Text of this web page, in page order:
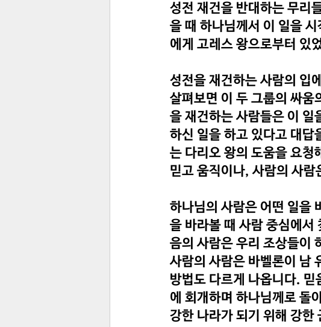
성전 재건을 반대하는 무리
을 때 하나님께서 이 일을
에게 고레스 왕으로부터 있
성전을 재건하는 사람의 입
살펴보면 이 두 그룹의 싸움
을 재건하는 사람들은 이
하신 일을 하고 있다고 대답
는 다리오 왕의 도움을 요
믿고 움직이나, 사람의 사
하나님의 사람은 어떤 일을
을 바라볼 때 사람 중심에서
음의 사람은 우리 조상들이
사람의 사람은 바벨론이 남
방법도 다르게 나옵니다. 믿
에 회개하며 하나님께로 돌
강한 나라가 되기 위해 강한